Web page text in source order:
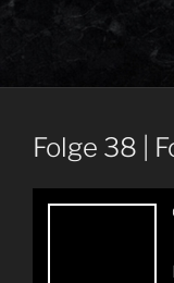
Folge 38 |